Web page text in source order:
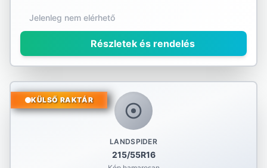
Jelenleg nem elérhető
Részletek és rendelés
LANDSPIDER
215/55R16
KÜLSŐ RAKTÁR